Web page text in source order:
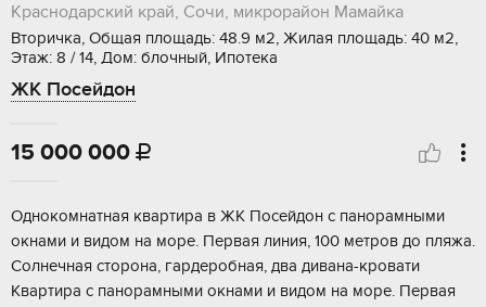
Краснодарский край, Сочи, микрорайон Мамайка
Вторичка, Общая площадь: 48.9 м2, Жилая площадь: 40 м2,
Этаж: 8 / 14, Дом: блочный, Ипотека
ЖК Посейдон
15 000 000 
Однокомнатная квартира в ЖК Посейдон с панорамными
окнами и видом на море. Первая линия, 100 метров до пляжа.
Солнечная сторона, гардеробная, два дивана-кровати
Квартира с панорамными окнами и видом на море. Первая